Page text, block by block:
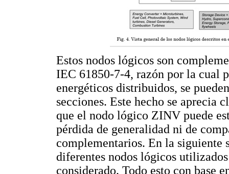
Estos nodos lógicos son
IEC 61850-7-4, razón por la cual
energéticos distribuidos, se
secciones. Este hecho se aprecia
que el nodo lógico ZINV puede
pérdida de generalidad ni de
complementarios. En la siguiente
diferentes nodos lógicos
considerado. Todo esto con base